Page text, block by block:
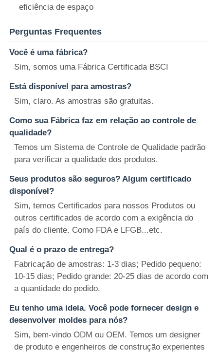
eficiência de espaço
Perguntas Frequentes
Você é uma fábrica?
Sim, somos uma Fábrica Certificada BSCI
Está disponível para amostras?
Sim, claro. As amostras são gratuitas.
Como sua Fábrica faz em relação ao controle de
qualidade?
Temos um Sistema de Controle de Qualidade padrão
para verificar a qualidade dos produtos.
Seus produtos são seguros? Algum certificado
disponível?
Sim, temos Certificados para nossos Produtos ou
outros certificados de acordo com a exigência do
país do cliente. Como FDA e LFGB...etc.
Qual é o prazo de entrega?
Fabricação de amostras: 1-3 dias; Pedido pequeno:
10-15 dias; Pedido grande: 20-25 dias de acordo com
a quantidade do pedido.
Eu tenho uma ideia. Você pode fornecer design e
desenvolver moldes para nós?
Sim, bem-vindo ODM ou OEM. Temos um designer
de produto e engenheiros de construção experientes